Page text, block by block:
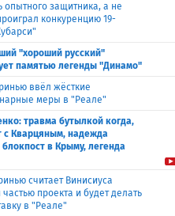
опытного защитника, а не
конкуренцию 19-
"хороший русский"
памятью легенды "Динамо"
ввёл жёсткие
меры в "Реале"
травма бутылкой когда,
с Кварцяным, надежда
в Крыму, легенда
считает Винисиуса
проекта и будет делать
в "Реале"